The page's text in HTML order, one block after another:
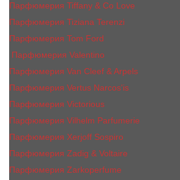
Парфюмерия Tiffany & Co Love
Парфюмерия Tiziana Terenzi
Парфюмерия Tom Ford
Парфюмерия Valentino
Парфюмерия Van Cleef & Arpels
Парфюмерия Vertus Narcos'is
Парфюмерия Victorious
Парфюмерия Vilhelm Parfumerie
Парфюмерия Xerjoff Sospiro
Парфюмерия Zadig & Voltaire
Парфюмерия Zarkoperfume